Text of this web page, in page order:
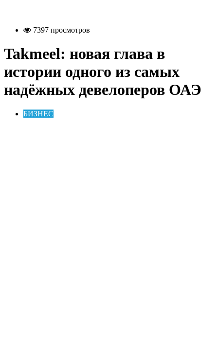
7397 просмотров
Takmeel: новая глава в
истории одного из самых
надёжных девелоперов ОАЭ
БИЗНЕС